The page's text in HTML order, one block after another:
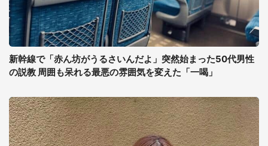
新幹線で「赤ん坊がうるさいんだよ」突然始まった50代男性
の説教 周囲も呆れる最悪の雰囲気を変えた「一喝」